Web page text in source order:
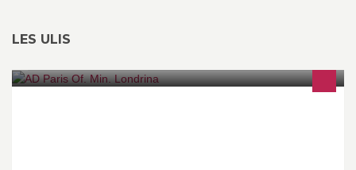
LES ULIS